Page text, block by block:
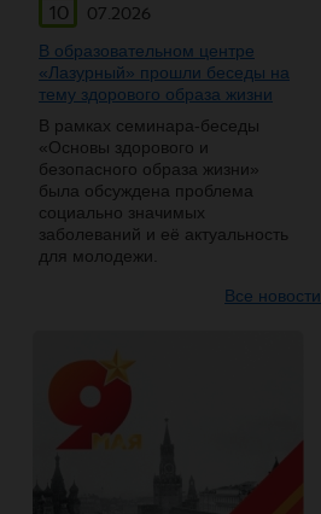
10
07.2026
В образовательном центре
«Лазурный» прошли беседы на
тему здорового образа жизни
В рамках семинара-беседы
«Основы здорового и
безопасного образа жизни»
была обсуждена проблема
социально значимых
заболеваний и её актуальность
для молодежи.
Все новости